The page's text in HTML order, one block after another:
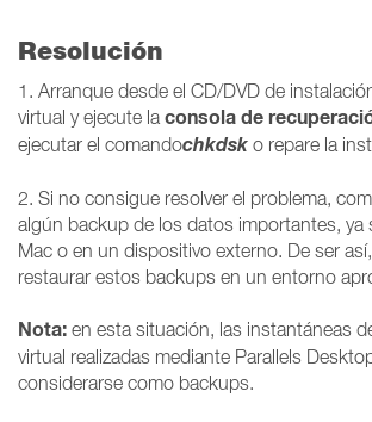
Resolución
1. Arranque desde el CD/DVD de
virtual y ejecute la consola de
ejecutar el comandochkdsk o repare la
2. Si no consigue resolver el problema,
algún backup de los datos importantes, ya
Mac o en un dispositivo externo. De ser
restaurar estos backups en un entorno
Nota: en esta situación, las instantáneas
virtual realizadas mediante Parallels
considerarse como backups.